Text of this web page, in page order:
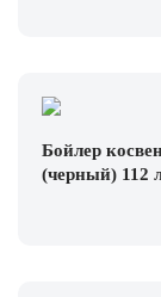
Бойлер
(черный) 112